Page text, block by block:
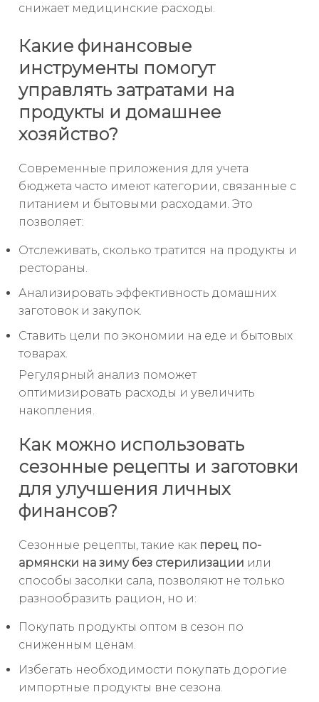
снижает медицинские расходы.
Какие финансовые
инструменты помогут
управлять затратами на
продукты и домашнее
хозяйство?
Современные приложения для учета
бюджета часто имеют категории, связанные с
питанием и бытовыми расходами. Это
позволяет:
Отслеживать, сколько тратится на продукты и
рестораны.
Анализировать эффективность домашних
заготовок и закупок.
Ставить цели по экономии на еде и бытовых
товарах.
Регулярный анализ поможет
оптимизировать расходы и увеличить
накопления.
Как можно использовать
сезонные рецепты и заготовки
для улучшения личных
финансов?
Сезонные рецепты, такие как перец по-
армянски на зиму без стерилизации или
способы засолки сала, позволяют не только
разнообразить рацион, но и:
Покупать продукты оптом в сезон по
сниженным ценам.
Избегать необходимости покупать дорогие
импортные продукты вне сезона.